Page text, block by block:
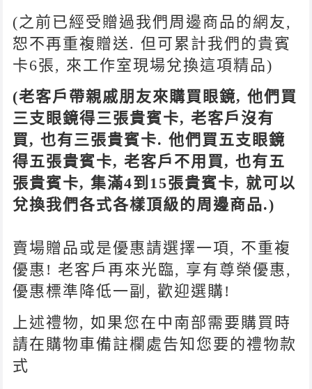
(之前已經受贈過我們周邊商品的網友,
恕不再重複贈送. 但可累計我們的貴賓
卡6張, 來工作室現場兌換這項精品)
(老客戶 帶親戚朋友來購買眼鏡, 他們買
三支眼鏡得三張貴賓卡, 老客戶沒有
買, 也有三張貴賓卡. 他們買五支眼鏡
得五張貴賓卡, 老客戶不用買, 也有五
張貴賓卡, 集滿4到15張貴賓卡, 就可以
兌換我們各式各樣頂級的周邊商品.)
賣場贈品或是優惠請選擇一項, 不重複
優惠! 老客戶再來光臨, 享有尊榮優惠,
優惠標準降低一副, 歡迎選購!
上述禮物, 如果您在中南部需要購買時
請在購物車備註欄處告知您要的禮物款
式